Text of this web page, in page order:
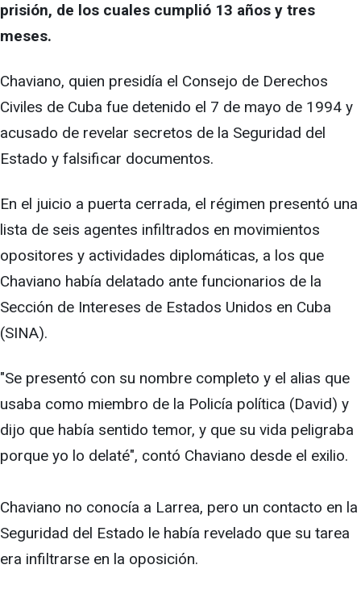
prisión, de los cuales cumplió 13 años y tres
meses.
Chaviano, quien presidía el Consejo de Derechos
Civiles de Cuba fue detenido el 7 de mayo de 1994 y
acusado de revelar secretos de la Seguridad del
Estado y falsificar documentos.
En el juicio a puerta cerrada, el régimen presentó una
lista de seis agentes infiltrados en movimientos
opositores y actividades diplomáticas, a los que
Chaviano había delatado ante funcionarios de la
Sección de Intereses de Estados Unidos en Cuba
(SINA).
"Se presentó con su nombre completo y el alias que
usaba como miembro de la Policía política (David) y
dijo que había sentido temor, y que su vida peligraba
porque yo lo delaté", contó Chaviano desde el exilio.
Chaviano no conocía a Larrea, pero un contacto en la
Seguridad del Estado le había revelado que su tarea
era infiltrarse en la oposición.